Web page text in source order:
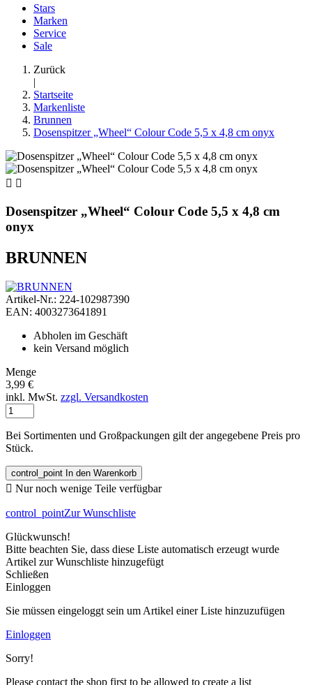
Stars
Marken
Service
Sale
Zurück
|
Startseite
Markenliste
Brunnen
Dosenspitzer „Wheel“ Colour Code 5,5 x 4,8 cm onyx
 
Dosenspitzer „Wheel“ Colour Code 5,5 x 4,8 cm
onyx
BRUNNEN
Artikel-Nr.: 224-102987390
EAN: 4003273641891
Abholen im Geschäft
kein Versand möglich
Menge
3,99 €
inkl. MwSt. zzgl. Versandkosten
Bei Sortimenten und Großpackungen gilt der angegebene Preis pro
Stück.
control_point In den Warenkorb
 Nur noch wenige Teile verfügbar
control_pointZur Wunschliste
Glückwunsch!
Bitte beachten Sie, dass diese Liste automatisch erzeugt wurde
Artikel zur Wunschliste hinzugefügt
Schließen
Einloggen
Sie müssen eingeloggt sein um Artikel einer Liste hinzuzufügen
Einloggen
Sorry!
Please contact the shop first to be allowed to create a list